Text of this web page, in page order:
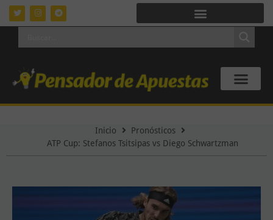
Inicio
Pronósticos
ATP Cup: Stefanos Tsitsipas vs Diego Schwartzman